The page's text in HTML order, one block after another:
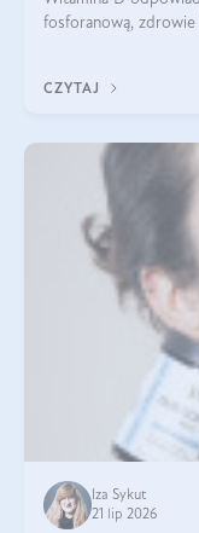
fosforanową, zdrowie
problemem.
CZYTAJ
Iza Sykut
21 lip 2026